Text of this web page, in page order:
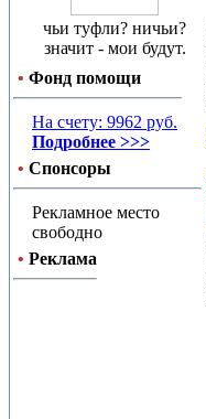
чьи туфли? ничьи?
значит - мои будут.
• Фонд помощи
На счету: 9962 руб.
Подробнее >>>
• Спонсоры
Рекламное место
свободно
• Реклама